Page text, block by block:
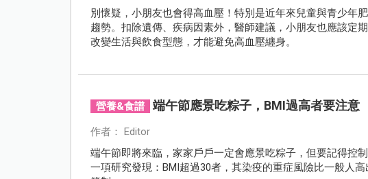
別懷疑，小朋友也會得高血壓！特別是近年來兒童與青少年
趨勢。扣除遺傳、疾病因素外，醫師建議，小朋友也應該定
改變生活與飲食型態，才能避免高血壓纏身。
營養&食譜 端午節應景吃粽子，BMI過高者要注意
作者： Editor
端午節即將來臨，家家戶戶一定會應景吃粽子，但要記得控
一項研究發現：BMI超過30者，其染疫的重症風險比一般人